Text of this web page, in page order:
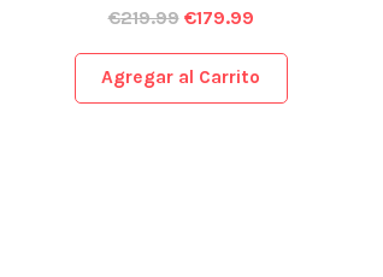
€219.99 €179.99
Agregar al Carrito